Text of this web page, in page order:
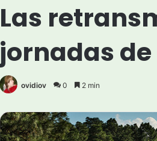
Las
jornadas
ovidiov 0 2 min